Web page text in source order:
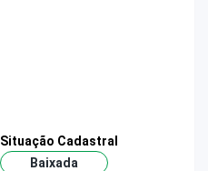
Situação Cadastral
Baixada